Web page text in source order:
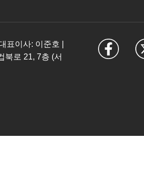
표이사: 이준호 |
북로 21, 7층 (서